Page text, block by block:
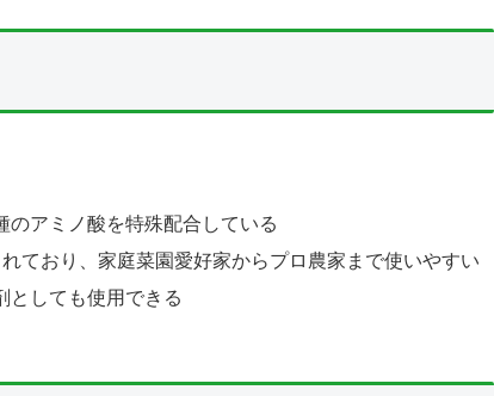
アミノ酸を特殊配合している
ており、家庭菜園愛好家からプロ農家まで使いやすい
としても使用できる